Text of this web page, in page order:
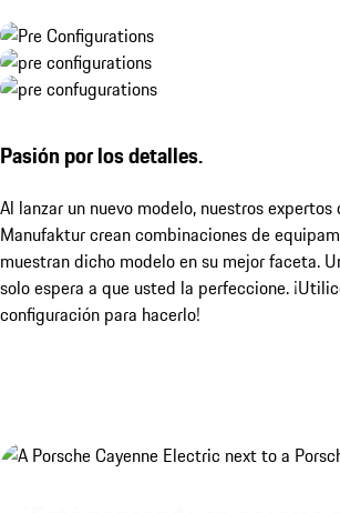
Pasión por los detalles.
Al lanzar un nuevo modelo, nuestros expertos
Manufaktur crean combinaciones de
muestran dicho modelo en su mejor faceta.
solo espera a que usted la perfeccione.
configuración para hacerlo!